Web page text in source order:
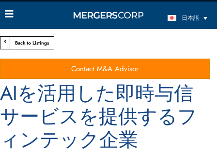
日本語
Back to Listings
Contact M&A Advisor
AIを活用した即時与信
サービスを提供するフ
ィンテック企業